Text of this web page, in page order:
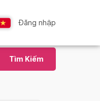
Đăng nhập
Tìm Kiếm